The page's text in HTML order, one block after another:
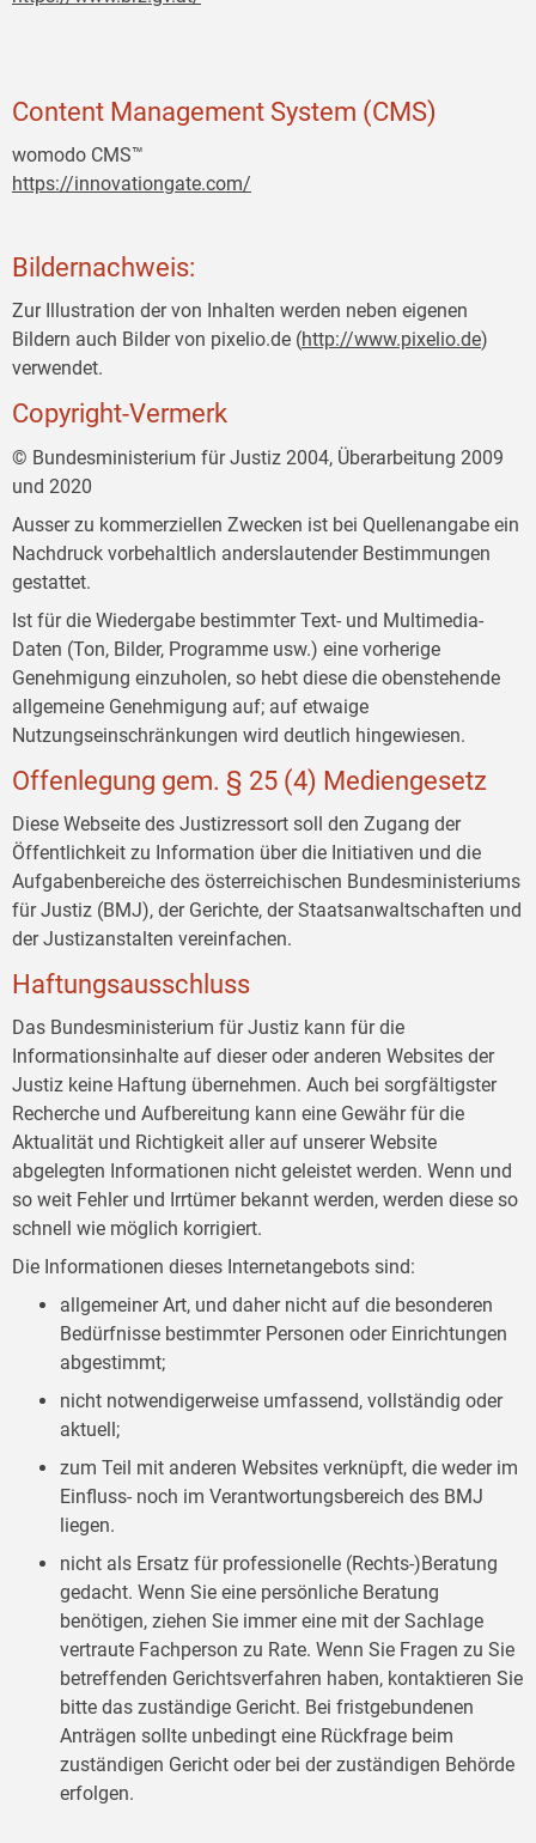
Content Management System (CMS)
womodo CMS™
https://innovationgate.com/
Bildernachweis:
Zur Illustration der von Inhalten werden neben eigenen
Bildern auch Bilder von pixelio.de (http://www.pixelio.de)
verwendet.
Copyright-Vermerk
© Bundesministerium für Justiz 2004, Überarbeitung 2009
und 2020
Ausser zu kommerziellen Zwecken ist bei Quellenangabe ein
Nachdruck vorbehaltlich anderslautender Bestimmungen
gestattet.
Ist für die Wiedergabe bestimmter Text- und Multimedia-
Daten (Ton, Bilder, Programme usw.) eine vorherige
Genehmigung einzuholen, so hebt diese die obenstehende
allgemeine Genehmigung auf; auf etwaige
Nutzungseinschränkungen wird deutlich hingewiesen.
Offenlegung gem. § 25 (4) Mediengesetz
Diese Webseite des Justizressort soll den Zugang der
Öffentlichkeit zu Information über die Initiativen und die
Aufgabenbereiche des österreichischen Bundesministeriums
für Justiz (BMJ), der Gerichte, der Staatsanwaltschaften und
der Justizanstalten vereinfachen.
Haftungsausschluss
Das Bundesministerium für Justiz kann für die
Informationsinhalte auf dieser oder anderen Websites der
Justiz keine Haftung übernehmen. Auch bei sorgfältigster
Recherche und Aufbereitung kann eine Gewähr für die
Aktualität und Richtigkeit aller auf unserer Website
abgelegten Informationen nicht geleistet werden. Wenn und
so weit Fehler und Irrtümer bekannt werden, werden diese so
schnell wie möglich korrigiert.
Die Informationen dieses Internetangebots sind:
allgemeiner Art, und daher nicht auf die besonderen
Bedürfnisse bestimmter Personen oder Einrichtungen
abgestimmt;
nicht notwendigerweise umfassend, vollständig oder
aktuell;
zum Teil mit anderen Websites verknüpft, die weder im
Einfluss- noch im Verantwortungsbereich des BMJ
liegen.
nicht als Ersatz für professionelle (Rechts-)Beratung
gedacht. Wenn Sie eine persönliche Beratung
benötigen, ziehen Sie immer eine mit der Sachlage
vertraute Fachperson zu Rate. Wenn Sie Fragen zu Sie
betreffenden Gerichtsverfahren haben, kontaktieren Sie
bitte das zuständige Gericht. Bei fristgebundenen
Anträgen sollte unbedingt eine Rückfrage beim
zuständigen Gericht oder bei der zuständigen Behörde
erfolgen.